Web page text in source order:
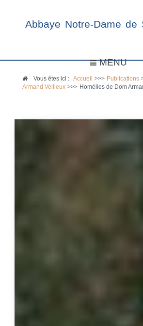
Abbaye Notre-Dame de
MENU
Vous êtes ici :Accueil >>> Publications
Armand Veilleux >>> Homélies de Dom